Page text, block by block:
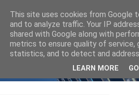
This site uses cookies from Google
and to analyze traffic. Your IP
shared with Google along with
metrics to ensure quality of service,
statistics, and to detect and
LEARN MORE